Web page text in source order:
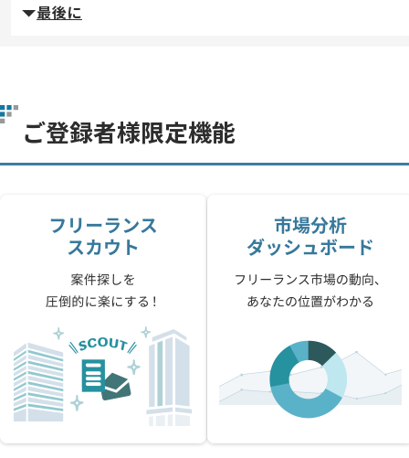
最後に
ご登録者様限定機能